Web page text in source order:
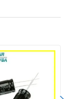
đảm bảo
hỏng
và duy trì